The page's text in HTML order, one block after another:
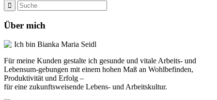
Über mich
Ich bin Bianka Maria Seidl
Für meine Kunden gestalte ich gesunde und vitale Arbeits- und
Lebensum-gebungen mit einem hohen Maß an Wohlbefinden,
Produktivität und Erfolg –
für eine zukunftsweisende Lebens- und Arbeitskultur.